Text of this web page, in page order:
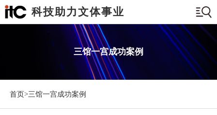
科技助力文体事业
三馆一宫成功案例
首页>三馆一宫成功案例